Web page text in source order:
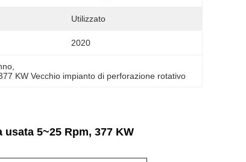
Utilizzato
2020
KW Vecchio impianto di perforazione rotativo
5~25 Rpm, 377 KW